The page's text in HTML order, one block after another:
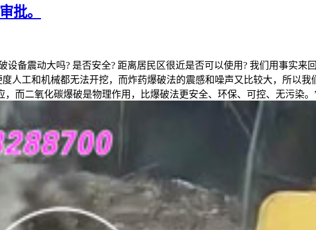
批。
备震动大吗? 是否安全? 距离居民区很近是否可以使用? 我们用事实来
人工和机械都无法开挖，而炸药爆破法的震感和噪声又比较大，所以我
而二氧化碳爆破是物理作用，比爆破法更安全、环保、可控、无污染。